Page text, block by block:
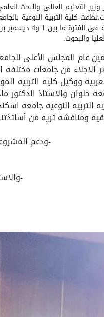
وزير التعليم العالي
كلية التربية النوعية
الرقمنة وأزمة
والبحوث.
عام المجلس الأعلى
من جامعات مختلفه
ووكيل كليه التربيه
حلوان والاستاذ
النوعيه جامعه
ومنافشه ثريه من
-ودعم
-